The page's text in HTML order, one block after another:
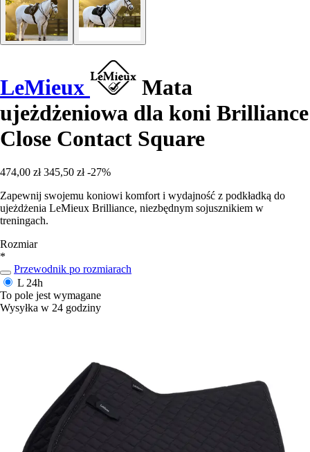
LeMieux
Mata
ujeżdżeniowa dla koni Brilliance
Close Contact Square
474,00 zł 345,50 zł -27%
Zapewnij swojemu koniowi komfort i wydajność z podkładką do
ujeżdżenia LeMieux Brilliance, niezbędnym sojusznikiem w
treningach.
Rozmiar
*
Przewodnik po rozmiarach
L 24h
To pole jest wymagane
Wysyłka w 24 godziny